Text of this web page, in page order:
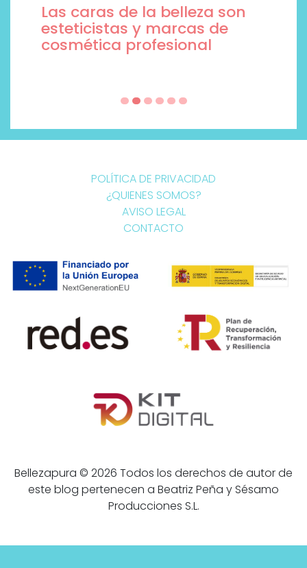
Las caras de la belleza son
esteticistas y marcas de
cosmética profesional
POLÍTICA DE PRIVACIDAD
¿QUIENES SOMOS?
AVISO LEGAL
CONTACTO
Bellezapura © 2026 Todos los derechos de autor de
este blog pertenecen a Beatriz Peña y Sésamo
Producciones S.L.